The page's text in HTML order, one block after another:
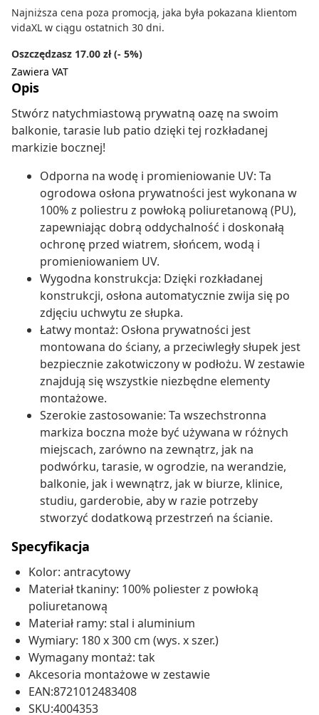
Najniższa cena poza promocją, jaka była pokazana klientom
vidaXL w ciągu ostatnich 30 dni.
Oszczędzasz 17.00 zł (- 5%)
Zawiera VAT
Opis
Stwórz natychmiastową prywatną oazę na swoim
balkonie, tarasie lub patio dzięki tej rozkładanej
markizie bocznej!
Odporna na wodę i promieniowanie UV: Ta
ogrodowa osłona prywatności jest wykonana w
100% z poliestru z powłoką poliuretanową (PU),
zapewniając dobrą oddychalność i doskonałą
ochronę przed wiatrem, słońcem, wodą i
promieniowaniem UV.
Wygodna konstrukcja: Dzięki rozkładanej
konstrukcji, osłona automatycznie zwija się po
zdjęciu uchwytu ze słupka.
Łatwy montaż: Osłona prywatności jest
montowana do ściany, a przeciwległy słupek jest
bezpiecznie zakotwiczony w podłożu. W zestawie
znajdują się wszystkie niezbędne elementy
montażowe.
Szerokie zastosowanie: Ta wszechstronna
markiza boczna może być używana w różnych
miejscach, zarówno na zewnątrz, jak na
podwórku, tarasie, w ogrodzie, na werandzie,
balkonie, jak i wewnątrz, jak w biurze, klinice,
studiu, garderobie, aby w razie potrzeby
stworzyć dodatkową przestrzeń na ścianie.
Specyfikacja
Kolor: antracytowy
Materiał tkaniny: 100% poliester z powłoką
poliuretanową
Materiał ramy: stal i aluminium
Wymiary: 180 x 300 cm (wys. x szer.)
Wymagany montaż: tak
Akcesoria montażowe w zestawie
EAN:8721012483408
SKU:4004353